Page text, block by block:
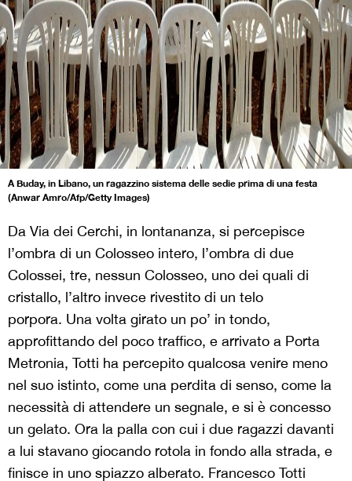
A Buday, in Libano, un ragazzino sistema delle sedie prima di una festa
(Anwar Amro/Afp/Getty Images)
Da Via dei Cerchi, in lontananza, si percepisce
l’ombra di un Colosseo intero, l’ombra di due
Colossei, tre, nessun Colosseo, uno dei quali di
cristallo, l’altro invece rivestito di un telo
porpora. Una volta girato un po’ in tondo,
approfittando del poco traffico, e arrivato a Porta
Metronia, Totti ha percepito qualcosa venire meno
nel suo istinto, come una perdita di senso, come la
necessità di attendere un segnale, e si è concesso
un gelato. Ora la palla con cui i due ragazzi davanti
a lui stavano giocando rotola in fondo alla strada, e
finisce in uno spiazzo alberato. Francesco Totti